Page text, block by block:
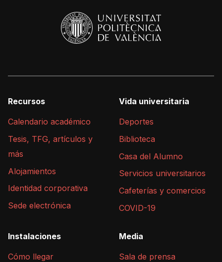
Recursos
Calendario académico
Tesis, TFG, artículos y
más
Alojamientos
Identidad corporativa
Sede electrónica
Vida universitaria
Deportes
Biblioteca
Casa del Alumno
Servicios universitarios
Cafeterías y comercios
COVID-19
Instalaciones
Cómo llegar
Media
Sala de prensa